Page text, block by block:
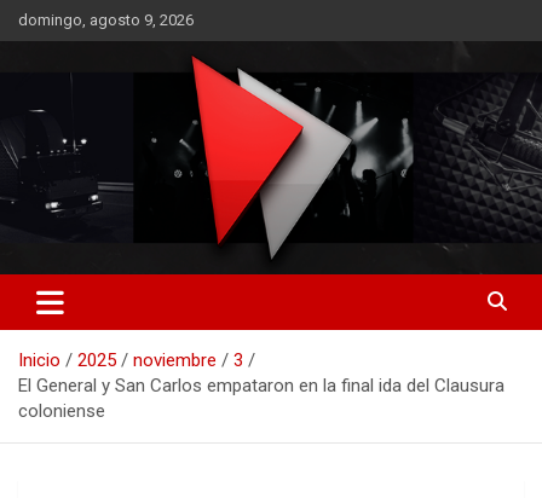
Saltar
al
domingo, agosto 9, 2026
RO CONTENIDOS
Inicio 2025 noviembre
3
El General y San Carlos empataron en la final ida del Clausura
coloniense